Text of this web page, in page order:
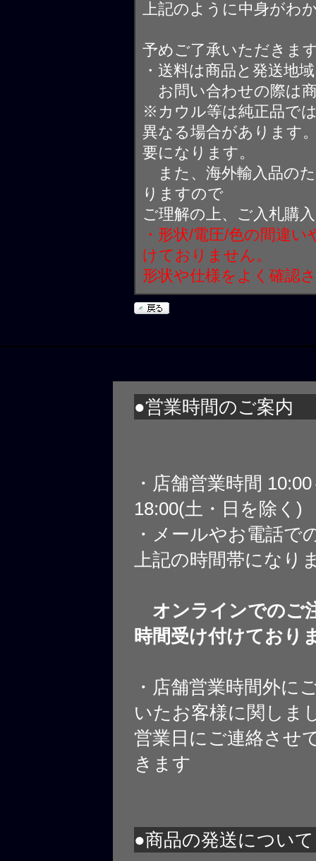
上記のように中身がわ
予めご了承いただきま
・送料は商品と発送地
お問い合わせの際は
※カウル等は純正品で
異なる場合があります
要になります。
また、海外輸入品の
りますので
ご理解の上、ご入札購
・形状/電圧/色の間違
けておりません。
形状や仕様をよく確認
●営業時間のご案内
・店舗営業時間
18:00(土・日を除く)
・メールやお電話で
上記の時間帯になり
オンラインでのご
時間受け付けており
・店舗営業時間外に
いたお客様に関しま
営業日にご連絡させ
きます
●商品の発送について